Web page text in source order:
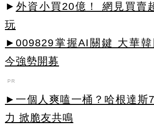
► 外資小買20億！ 網見買賣
玩
►009829掌握AI關鍵 大華韓
今強勢開募
PR
►一個人爽嗑一桶？哈根達斯
力 掀脆友共鳴